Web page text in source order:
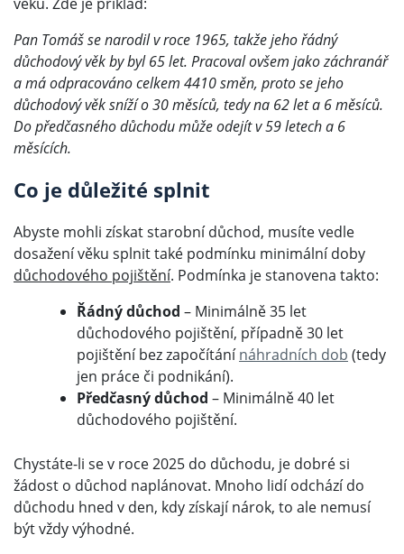
Pan Tomáš se narodil v roce 1965, takže jeho řádný
důchodový věk by byl 65 let. Pracoval ovšem jako záchranář
a má odpracováno celkem 4410 směn, proto se jeho
důchodový věk sníží o 30 měsíců, tedy na 62 let a 6 měsíců.
Do předčasného důchodu může odejít v 59 letech a 6
měsících.
Co je důležité splnit
Abyste mohli získat starobní důchod, musíte vedle
dosažení věku splnit také podmínku minimální doby
důchodového pojištění. Podmínka je stanovena takto:
Řádný důchod – Minimálně 35 let
důchodového pojištění, případně 30 let
pojištění bez započítánínáhradních dob (tedy
jen práce či podnikání).
Předčasný důchod – Minimálně 40 let
důchodového pojištění.
Chystáte-li se v roce 2025 do důchodu, je dobré si
žádost o důchod naplánovat. Mnoho lidí odchází do
důchodu hned v den, kdy získají nárok, to ale nemusí
být vždy výhodné.